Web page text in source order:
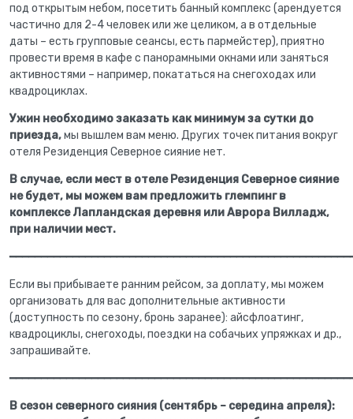
под открытым небом, посетить банный комплекс (арендуется
частично для 2-4 человек или же целиком, а в отдельные
даты – есть групповые сеансы, есть пармейстер), приятно
провести время в кафе с панорамными окнами или заняться
активностями – например, покататься на снегоходах или
квадроциклах.
Ужин необходимо заказать как минимум за сутки до
приезда,мы вышлем вам меню. Других точек питания вокруг
отеля Резиденция Северное сияние нет.
В случае, если мест в отеле Резиденция Северное сияние
не будет, мы можем вам предложить глемпинг в
комплексе Лапландская деревня или Аврора Вилладж,
при наличии мест.
Если вы прибываете ранним рейсом, за доплату, мы можем
организовать для вас дополнительные активности
(доступность по сезону, бронь заранее): айсфлоатинг,
квадроциклы, снегоходы, поездки на собачьих упряжках и др.,
запрашивайте.
В сезон северного сияния (сентябрь – середина апреля):